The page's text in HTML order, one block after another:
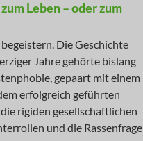
Leben – oder zum
Die Geschichte
Jahre gehörte bislang
gepaart mit einem
erfolgreich geführten
rigiden gesellschaftlichen
und die Rassenfrage